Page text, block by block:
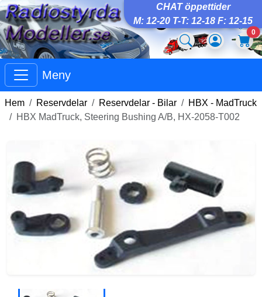
CHAT öppettider
M: 12-20 T-T: 12-18 F: 12-15
0
Meny
Hem Reservdelar Reservdelar - Bilar
HBX - MadTruck
HBX MadTruck, Steering Bushing A/B, HX-2058-T002